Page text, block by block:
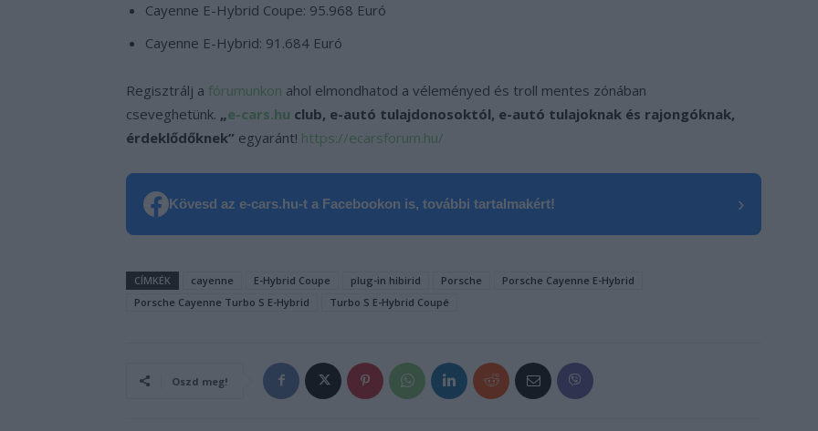
Cayenne E-Hybrid Coupe: 95.968 Euró
Cayenne E-Hybrid: 91.684 Euró
Regisztrálj a fórumunkon ahol elmondhatod a véleményed és troll mentes zónában
cseveghetünk. „e-cars.hu club, e-autó tulajdonosoktól, e-autó tulajoknak és rajongóknak,
érdeklődőknek” egyaránt! https://ecarsforum.hu/
Kövesd az e-cars.hu-t a Facebookon is, további tartalmakért! ›
CÍMKÉK cayenne E-Hybrid Coupe plug-in hibirid Porsche
Porsche Cayenne E-Hybrid
Porsche Cayenne Turbo S E-Hybrid
Turbo S E-Hybrid Coupé
Oszd meg!